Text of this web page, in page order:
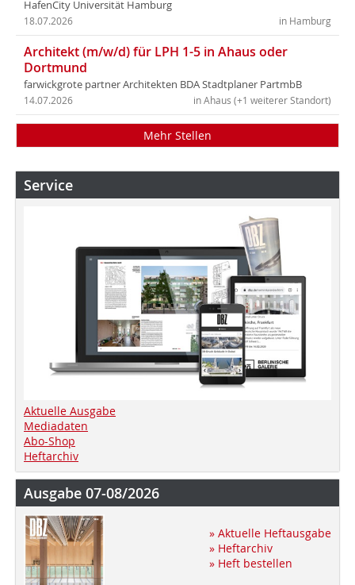
HafenCity Universität Hamburg
in Hamburg
18.07.2026
Architekt (m/w/d) für LPH 1-5 in Ahaus oder
Dortmund
farwickgrote partner Architekten BDA Stadtplaner PartmbB
in Ahaus (+1 weiterer Standort)
14.07.2026
Mehr Stellen
Service
Aktuelle Ausgabe
Mediadaten
Abo-Shop
Heftarchiv
Ausgabe 07-08/2026
» Aktuelle Heftausgabe
» Heftarchiv
» Heft bestellen